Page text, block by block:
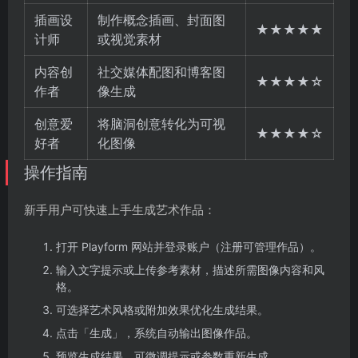
插画设
计师
制作概念插画、封面图
或视觉素材
★★★★★
内容创
作者
社交媒体配图和博客图
像生成
★★★★☆
创意爱
好者
将脑洞创意转化为可视
化图像
★★★★☆
操作指南
新手用户可快速上手生成艺术作品：
打开 Playform 网站并登录账户（注册可管理作品）。
输入文字提示或上传参考素材，描述所需图像内容和风
格。
可选择艺术风格或附加效果优化生成结果。
点击「生成」，系统自动输出图像作品。